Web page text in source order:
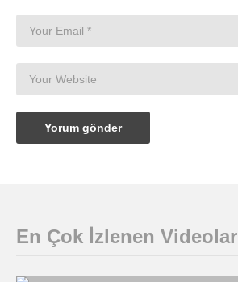
En Çok İzlenen Videolar